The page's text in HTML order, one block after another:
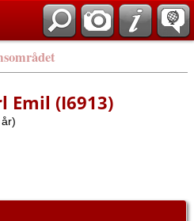
Emil (I6913)